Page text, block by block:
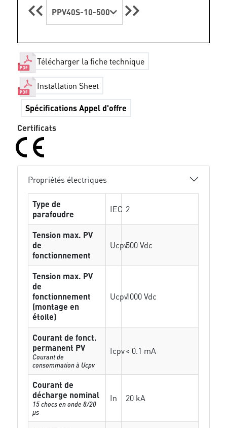
PPV40S-10-500
Télécharger la fiche technique
Installation Sheet
Spécifications Appel d'offre
Certificats
Propriétés électriques
Type de
parafoudre
IEC 2
Tension max. PV
de
fonctionnement
Ucpv500 Vdc
Tension max. PV
de
fonctionnement
(montage en
étoile)
Ucpv1000 Vdc
Courant de fonct.
permanent PV
Courant de
consommation à Ucpv
Icpv< 0.1 mA
Courant de
décharge nominal
15 chocs en onde 8/20
µs
In 20 kA